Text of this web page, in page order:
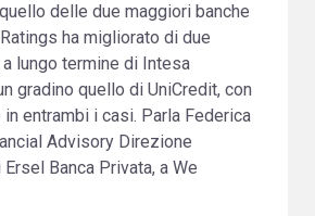
delle due maggiori banche
ha migliorato di due
lungo termine di Intesa
gradino quello di UniCredit, con
entrambi i casi. Parla Federica
Advisory Direzione
Banca Privata, a We